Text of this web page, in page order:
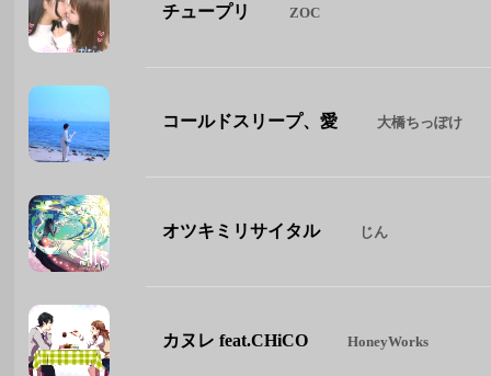
チュープリ ZOC
コールドスリープ、愛 大橋ちっぽけ
オツキミリサイタル じん
カヌレ feat.CHiCO HoneyWorks